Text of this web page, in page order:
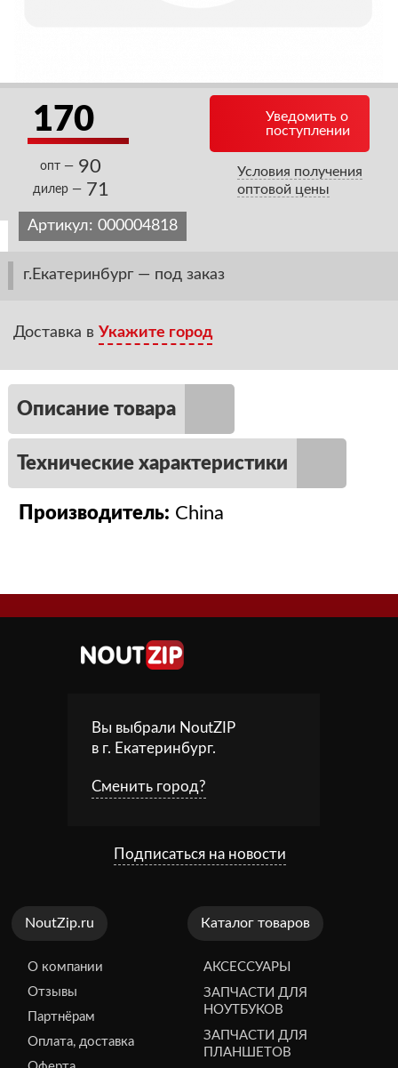
170
опт — 90
дилер — 71
Уведомить о
поступлении
Условия получения
оптовой цены
Артикул: 000004818
г.Екатеринбург — под заказ
Доставка в Укажите город
Описание товара
Технические характеристики
Производитель: China
Вы выбрали NoutZIP
в г. Екатеринбург.
Сменить город?
Подписаться на новости
NoutZip.ru
О компании
Отзывы
Партнёрам
Оплата, доставка
Каталог товаров
АКСЕССУАРЫ
ЗАПЧАСТИ ДЛЯ
НОУТБУКОВ
ЗАПЧАСТИ ДЛЯ
ПЛАНШЕТОВ